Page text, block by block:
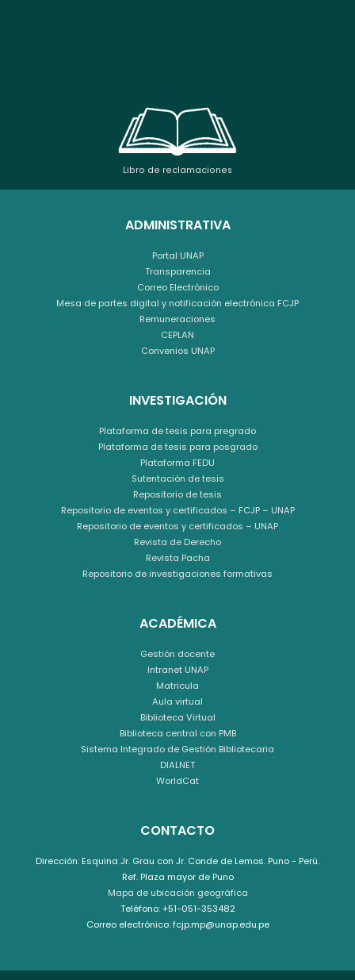
Libro de reclamaciones
ADMINISTRATIVA
Portal UNAP
Transparencia
Correo Electrónico
Mesa de partes digital y notificación electrónica FCJP
Remuneraciones
CEPLAN
Convenios UNAP
INVESTIGACIÓN
Plataforma de tesis para pregrado
Plataforma de tesis para posgrado
Plataforma FEDU
Sutentación de tesis
Repositorio de tesis
Repositorio de eventos y certificados – FCJP – UNAP
Repositorio de eventos y certificados – UNAP
Revista de Derecho
Revista Pacha
Repositorio de investigaciones formativas
ACADÉMICA
Gestión docente
Intranet UNAP
Matricula
Aula virtual
Biblioteca Virtual
Biblioteca central con PMB
Sistema Integrado de Gestión Bibliotecaria
DIALNET
WorldCat
CONTACTO
Dirección: Esquina Jr. Grau con Jr. Conde de Lemos. Puno - Perú.
Ref. Plaza mayor de Puno
Mapa de ubicación geográfica
Teléfono: +51-051-353482
Correo electrónico: fcjp.mp@unap.edu.pe